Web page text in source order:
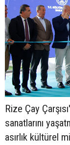
Rize Çay
sanatlarını
asırlık kültürel